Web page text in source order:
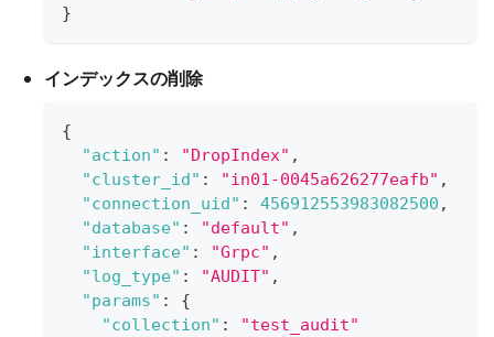
}
インデックスの削除
{
"action" : "DropIndex" ,
"cluster_id" : "in01-0045a626277eafb" ,
"connection_uid" : 456912553983082500 ,
"database" : "default" ,
"interface" : "Grpc" ,
"log_type" : "AUDIT" ,
"params" :
{
"collection" :
"test_audit"